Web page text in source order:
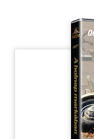
Gyermek- és ifjúsági
Hobbi, szabadidő